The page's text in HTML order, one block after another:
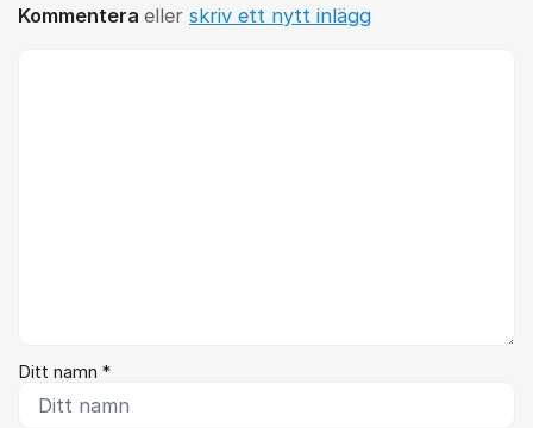
Kommentera eller skriv ett nytt inlägg
Ditt namn *